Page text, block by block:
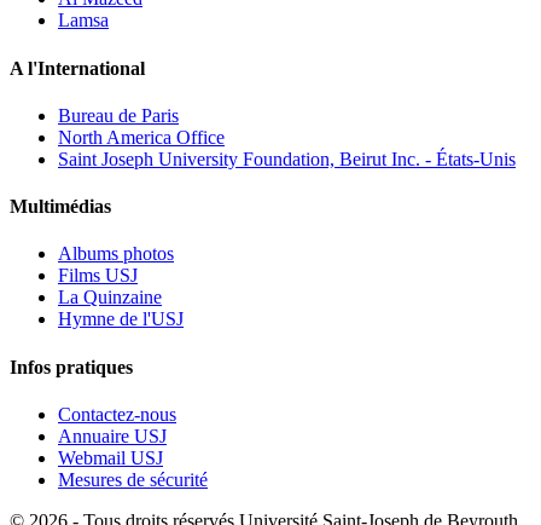
Lamsa
A l'International
Bureau de Paris
North America Office
Saint Joseph University Foundation, Beirut Inc. - États-Unis
Multimédias
Albums photos
Films USJ
La Quinzaine
Hymne de l'USJ
Infos pratiques
Contactez-nous
Annuaire USJ
Webmail USJ
Mesures de sécurité
© 2026 - Tous droits réservés Université Saint-Joseph de Beyrouth